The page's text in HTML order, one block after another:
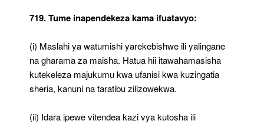
719. Tume inapendekeza kama ifuatavyo:
(i) Maslahi ya watumishi yarekebishwe ili yalingane
na gharama za maisha. Hatua hii itawahamasisha
kutekeleza majukumu kwa ufanisi kwa kuzingatia
sheria, kanuni na taratibu zilizowekwa.
(ii) Idara ipewe vitendea kazi vya kutosha ili